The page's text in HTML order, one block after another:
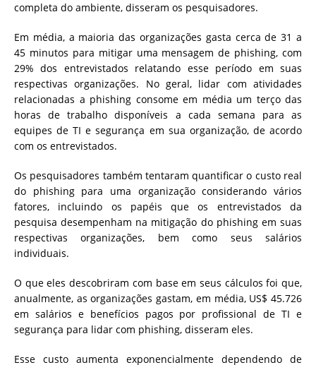
completa do ambiente, disseram os pesquisadores.
Em média, a maioria das organizações gasta cerca de 31 a
45 minutos para mitigar uma mensagem de phishing, com
29% dos entrevistados relatando esse período em suas
respectivas organizações. No geral, lidar com atividades
relacionadas a phishing consome em média um terço das
horas de trabalho disponíveis a cada semana para as
equipes de TI e segurança em sua organização, de acordo
com os entrevistados.
Os pesquisadores também tentaram quantificar o custo real
do phishingpara uma organização considerando vários
fatores, incluindo os papéis que os entrevistados da
pesquisa desempenham na mitigação do phishing em suas
respectivas organizações, bem como seus salários
individuais.
O que eles descobriram com base em seus cálculos foi que,
anualmente, as organizações gastam, em média, US$ 45.726
em salários e benefícios pagos por profissional de TI e
segurança para lidar com phishing, disseram eles.
Esse custo aumenta exponencialmente dependendo de